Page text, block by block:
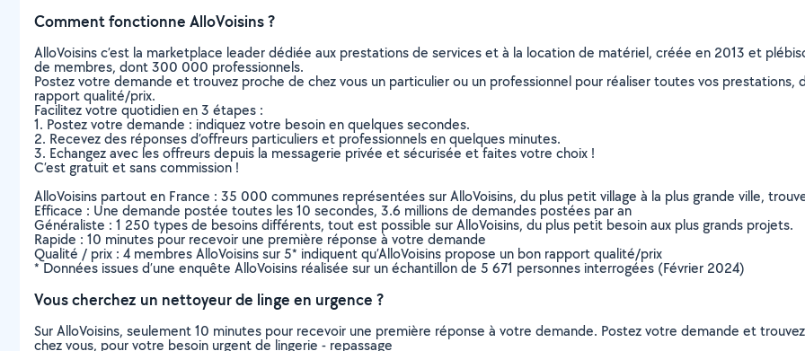
Comment fonctionne AlloVoisins ?
AlloVoisins c’est la marketplace leader dédiée aux prestations de services et à la location de matériel, créée en 2013 et
de membres, dont 300 000 professionnels.
Postez votre demande et trouvez proche de chez vous un particulier ou un professionnel pour réaliser toutes vos
rapport qualité/prix.
Facilitez votre quotidien en 3 étapes :
1. Postez votre demande : indiquez votre besoin en quelques secondes.
2. Recevez des réponses d’offreurs particuliers et professionnels en quelques minutes.
3. Echangez avec les offreurs depuis la messagerie privée et sécurisée et faites votre choix !
C’est gratuit et sans commission !
AlloVoisins partout en France : 35 000 communes représentées sur AlloVoisins, du plus petit village à la plus grande ville,
Efficace : Une demande postée toutes les 10 secondes, 3.6 millions de demandes postées par an
Généraliste : 1 250 types de besoins différents, tout est possible sur AlloVoisins, du plus petit besoin aux plus grands projets.
Rapide : 10 minutes pour recevoir une première réponse à votre demande
Qualité / prix : 4 membres AlloVoisins sur 5* indiquent qu’AlloVoisins propose un bon rapport qualité/prix
* Données issues d’une enquête AlloVoisins réalisée sur un échantillon de 5 671 personnes interrogées (Février 2024)
Vous cherchez un nettoyeur de linge en urgence ?
Sur AlloVoisins, seulement 10 minutes pour recevoir une première réponse à votre demande. Postez votre demande et
chez vous, pour votre besoin urgent de lingerie - repassage